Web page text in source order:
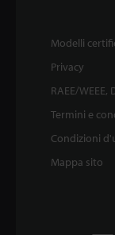
Modelli
Privacy
RAEE/
Termini e
Condizioni
Mappa sito